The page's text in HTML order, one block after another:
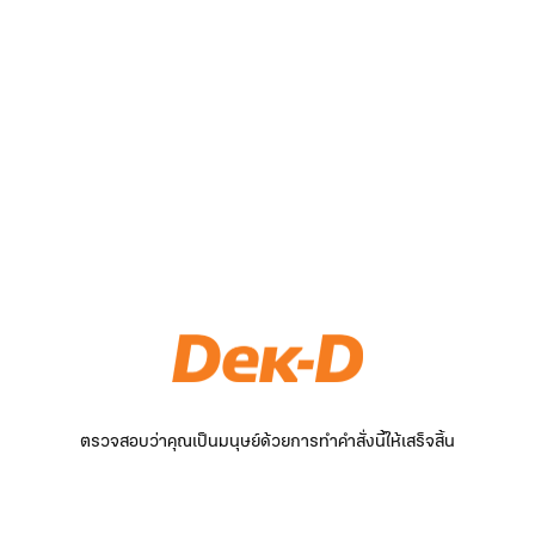
ตรวจสอบว่าคุณเป็นมนุษย์ด้วยการทำคำสั่งนี้ให้เสร็จสิ้น